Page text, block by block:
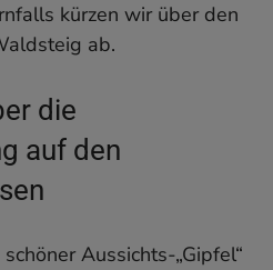
kürzen wir über den
ab.
die
auf den
Aussichts-„Gipfel“